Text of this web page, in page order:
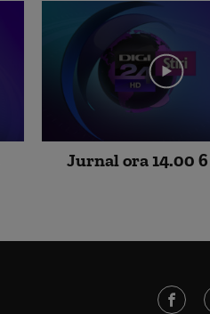
Jurnal ora 14.00